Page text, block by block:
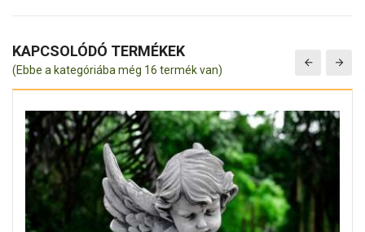
KAPCSOLÓDÓ TERMÉKEK
(Ebbe a kategóriába még 16 termék van)